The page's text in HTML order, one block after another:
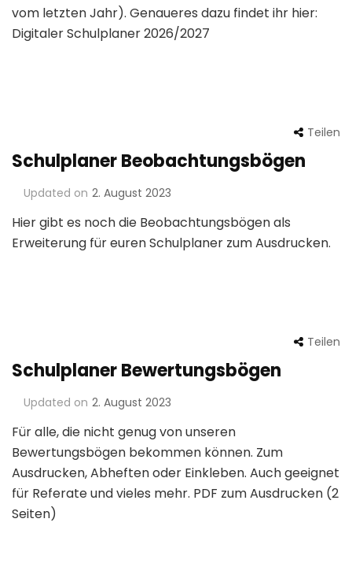
vom letzten Jahr). Genaueres dazu findet ihr hier:
Digitaler Schulplaner 2026/2027
Teilen
Schulplaner Beobachtungsbögen
Updated on 2. August 2023
Hier gibt es noch die Beobachtungsbögen als
Erweiterung für euren Schulplaner zum Ausdrucken.
Teilen
Schulplaner Bewertungsbögen
Updated on 2. August 2023
Für alle, die nicht genug von unseren
Bewertungsbögen bekommen können. Zum
Ausdrucken, Abheften oder Einkleben. Auch geeignet
für Referate und vieles mehr. PDF zum Ausdrucken (2
Seiten)